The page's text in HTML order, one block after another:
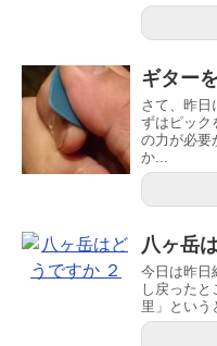
ギタ
さて、昨
ずはピック
の力が必要
か...
八ヶ岳
今日は昨日
し戻った
里」という